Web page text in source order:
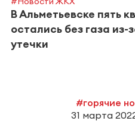
В Альметьевске пять
остались без газа из-
утечки
#горячие
31 марта